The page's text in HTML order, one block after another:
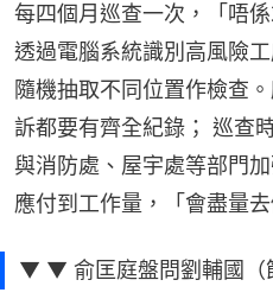
每四個月巡查一次，「唔
透過電腦系統識別高風險
隨機抽取不同位置作檢查
訴都要有齊全紀錄； 巡查
與消防處、屋宇處等部門
應付到工作量，「會盡量去
▼ ▼ 俞匡庭盤問劉輔國